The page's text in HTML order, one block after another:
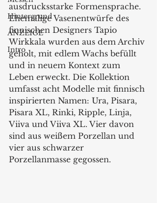
Hintergrund
ANZEIGE
Intro
ausdrucksstarke Formensprache.
Ehemalige Vasenentwürfe des
finnischen Designers Tapio
Wirkkala wurden aus dem Archiv
geholt, mit edlem Wachs befüllt
und in neuem Kontext zum
Leben erweckt. Die Kollektion
umfasst acht Modelle mit finnisch
inspirierten Namen: Ura, Pisara,
Pisara XL, Rinki, Ripple, Linja,
Viiva und Viiva XL. Vier davon
sind aus weißem Porzellan und
vier aus schwarzer
Porzellanmasse gegossen.